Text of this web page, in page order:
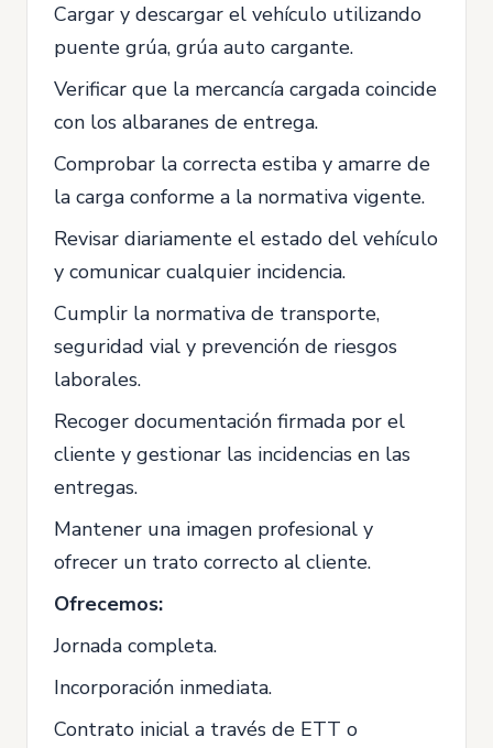
Cargar y descargar el vehículo utilizando
puente grúa, grúa auto cargante.
Verificar que la mercancía cargada coincide
con los albaranes de entrega.
Comprobar la correcta estiba y amarre de
la carga conforme a la normativa vigente.
Revisar diariamente el estado del vehículo
y comunicar cualquier incidencia.
Cumplir la normativa de transporte,
seguridad vial y prevención de riesgos
laborales.
Recoger documentación firmada por el
cliente y gestionar las incidencias en las
entregas.
Mantener una imagen profesional y
ofrecer un trato correcto al cliente.
Ofrecemos:
Jornada completa.
Incorporación inmediata.
Contrato inicial a través de ETT o